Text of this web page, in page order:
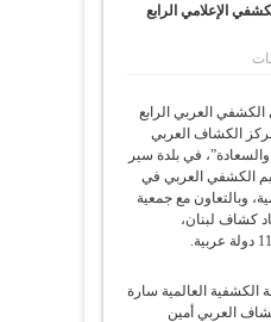
الإعلامي الرابع
العربي الرابع
الكشاف العربي
في بلدة سير
الكشفي العربي في
وبالتعاون مع جمعية
كشاف لبنان،
الكشفية العالمية سارة
العربي أمين